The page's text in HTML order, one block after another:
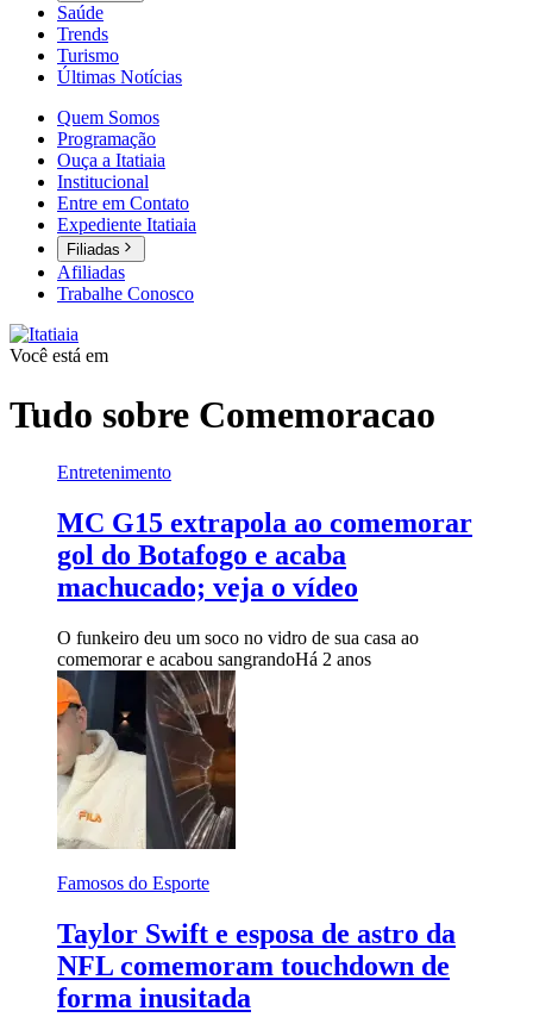
Saúde
Trends
Turismo
Últimas Notícias
Quem Somos
Programação
Ouça a Itatiaia
Institucional
Entre em Contato
Expediente Itatiaia
Filiadas
Afiliadas
Trabalhe Conosco
Você está em
Tudo sobre Comemoracao
Entretenimento
MC G15 extrapola ao comemorar
gol do Botafogo e acaba
machucado; veja o vídeo
O funkeiro deu um soco no vidro de sua casa ao
comemorar e acabou sangrandoHá 2 anos
Famosos do Esporte
Taylor Swift e esposa de astro da
NFL comemoram touchdown de
forma inusitada